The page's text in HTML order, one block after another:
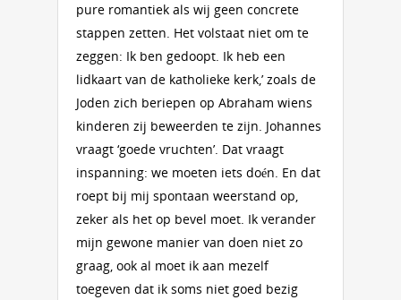
pure romantiek als wij geen concrete
stappen zetten. Het volstaat niet om te
zeggen: Ik ben gedoopt. Ik heb een
lidkaart van de katholieke kerk,’ zoals de
Joden zich beriepen op Abraham wiens
kinderen zij beweerden te zijn. Johannes
vraagt ‘goede vruchten’. Dat vraagt
inspanning: we moeten iets doén. En dat
roept bij mij spontaan weerstand op,
zeker als het op bevel moet. Ik verander
mijn gewone manier van doen niet zo
graag, ook al moet ik aan mezelf
toegeven dat ik soms niet goed bezig